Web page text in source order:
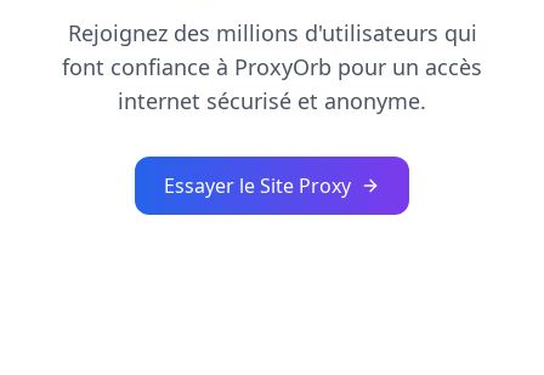
Rejoignez des millions d'utilisateurs qui
font confiance à ProxyOrb pour un accès
internet sécurisé et anonyme.
Essayer le Site Proxy